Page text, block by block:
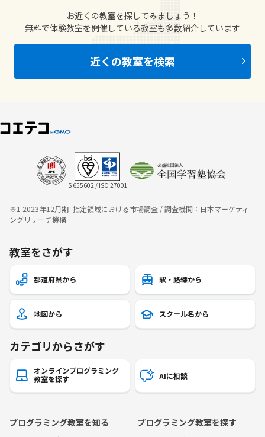
お近くの教室を探してみましょう！
無料で体験教室を開催している教室も多数紹介しています
近くの教室を検索
IS 655602 / ISO 27001
※1 2023年12月期_指定領域における市場調査 / 調査機関：日本マーケティ
ングリサーチ機構
教室をさがす
都道府県から 駅・路線から
地図から スクール名から
カテゴリからさがす
オンラインプログラミング
教室を探す
AIに相談
プログラミング教室を知る プログラミング教室を探す